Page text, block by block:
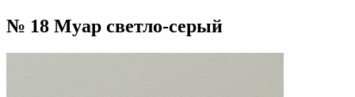
№ 18 Муар cветло-cерый